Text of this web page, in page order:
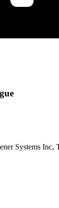
Systems Inc,